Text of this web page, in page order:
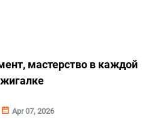
мастерство в каждой
Apr 07, 2026